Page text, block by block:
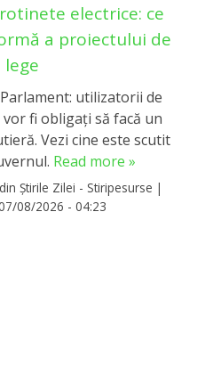
electrice: ce
a proiectului de
lege
utilizatorii de
fi obligați să facă un
Vezi cine este scutit
Read more »
Știrile Zilei - Stiripesurse |
08/2026 - 04:23